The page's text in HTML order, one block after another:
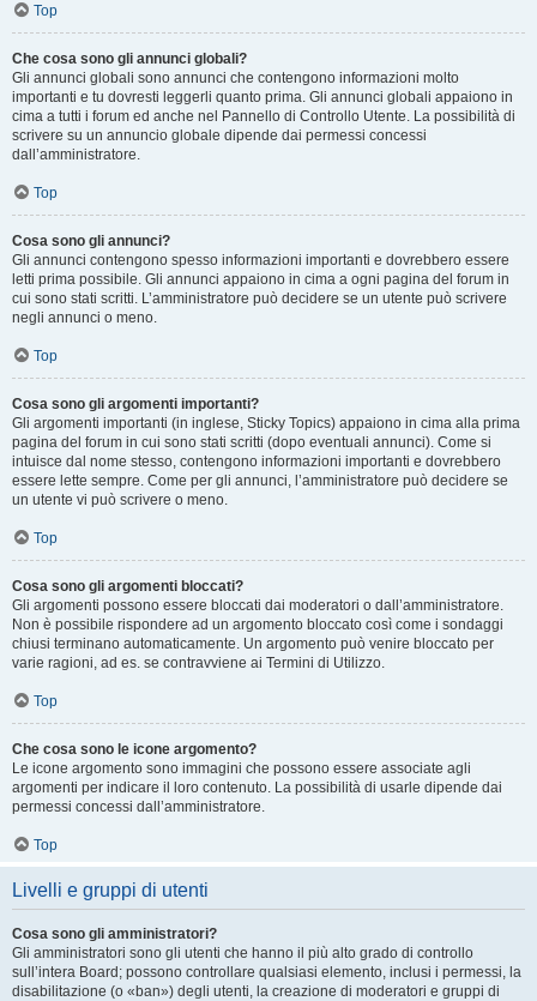
Top
Che cosa sono gli annunci globali?
Gli annunci globali sono annunci che contengono informazioni molto
importanti e tu dovresti leggerli quanto prima. Gli annunci globali appaiono in
cima a tutti i forum ed anche nel Pannello di Controllo Utente. La possibilità di
scrivere su un annuncio globale dipende dai permessi concessi
dall’amministratore.
Top
Cosa sono gli annunci?
Gli annunci contengono spesso informazioni importanti e dovrebbero essere
letti prima possibile. Gli annunci appaiono in cima a ogni pagina del forum in
cui sono stati scritti. L’amministratore può decidere se un utente può scrivere
negli annunci o meno.
Top
Cosa sono gli argomenti importanti?
Gli argomenti importanti (in inglese, Sticky Topics) appaiono in cima alla prima
pagina del forum in cui sono stati scritti (dopo eventuali annunci). Come si
intuisce dal nome stesso, contengono informazioni importanti e dovrebbero
essere lette sempre. Come per gli annunci, l’amministratore può decidere se
un utente vi può scrivere o meno.
Top
Cosa sono gli argomenti bloccati?
Gli argomenti possono essere bloccati dai moderatori o dall’amministratore.
Non è possibile rispondere ad un argomento bloccato così come i sondaggi
chiusi terminano automaticamente. Un argomento può venire bloccato per
varie ragioni, ad es. se contravviene ai Termini di Utilizzo.
Top
Che cosa sono le icone argomento?
Le icone argomento sono immagini che possono essere associate agli
argomenti per indicare il loro contenuto. La possibilità di usarle dipende dai
permessi concessi dall’amministratore.
Top
Livelli e gruppi di utenti
Cosa sono gli amministratori?
Gli amministratori sono gli utenti che hanno il più alto grado di controllo
sull’intera Board; possono controllare qualsiasi elemento, inclusi i permessi, la
disabilitazione (o «ban») degli utenti, la creazione di moderatori e gruppi di